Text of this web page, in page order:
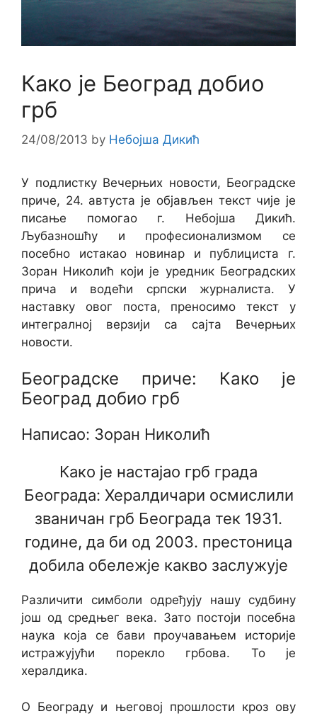
Како је Београд добио
грб
24/08/2013 by Небојша Дикић
У подлистку Вечерњих новости, Београдске
приче, 24. автуста је објављен текст чије је
писање помогао г. Небојша Дикић.
Љубазношћу и професионализмом се
посебно истакао новинар и публициста г.
Зоран Николић који је уредник Београдских
прича и водећи српски журналиста. У
наставку овог поста, преносимо текст у
интегралној верзији са сајта Вечерњих
новости.
Београдске приче: Како је
Београд добио грб
Написао: Зоран Николић
Како је настајао грб града
Београда: Хералдичари осмислили
званичан грб Београда тек 1931.
године, да би од 2003. престоница
добила обележје какво заслужује
Различити симболи одређују нашу судбину
још од средњег века. Зато постоји посебна
наука која се бави проучавањем историје
истражујући порекло грбова. То је
хералдика.
О Београду и његовој прошлости кроз ову